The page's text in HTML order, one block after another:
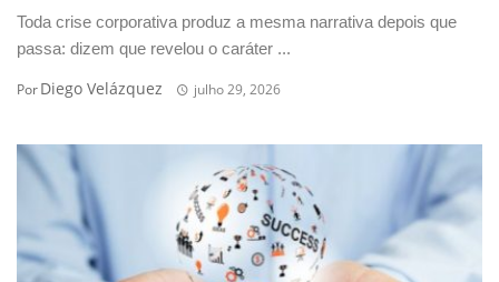
Toda crise corporativa produz a mesma narrativa depois que
passa: dizem que revelou o caráter ...
PorDiego Velázquez julho 29, 2026